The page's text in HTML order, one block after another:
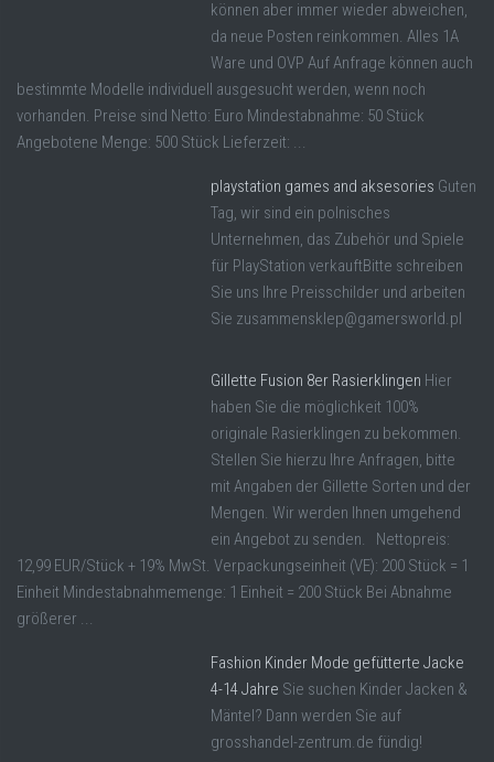
können aber immer wieder abweichen,
da neue Posten reinkommen. Alles 1A
Ware und OVP Auf Anfrage können auch
bestimmte Modelle individuell ausgesucht werden, wenn noch
vorhanden. Preise sind Netto: Euro Mindestabnahme: 50 Stück
Angebotene Menge: 500 Stück Lieferzeit: ...
playstation games and aksesories Guten
Tag, wir sind ein polnisches
Unternehmen, das Zubehör und Spiele
für PlayStation verkauftBitte schreiben
Sie uns Ihre Preisschilder und arbeiten
Sie zusammensklep@gamersworld.pl
Gillette Fusion 8er Rasierklingen Hier
haben Sie die möglichkeit 100%
originale Rasierklingen zu bekommen.
Stellen Sie hierzu Ihre Anfragen, bitte
mit Angaben der Gillette Sorten und der
Mengen. Wir werden Ihnen umgehend
ein Angebot zu senden. Nettopreis:
12,99 EUR/Stück + 19% MwSt. Verpackungseinheit (VE): 200 Stück = 1
Einheit Mindestabnahmemenge: 1 Einheit = 200 Stück Bei Abnahme
größerer ...
Fashion Kinder Mode gefütterte Jacke
4-14 Jahre Sie suchen Kinder Jacken &
Mäntel? Dann werden Sie auf
grosshandel-zentrum.de fündig!